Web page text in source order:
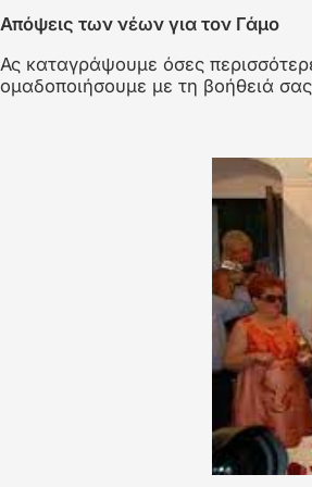
Διαφάνεια 1
Απόψεις των νέων για τον Γάμο
Ας καταγράψουμε όσες
ομαδοποιήσουμε με τη βοήθειά